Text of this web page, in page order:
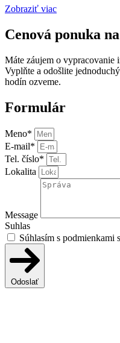
Zobraziť viac
Cenová ponuka
Máte záujem o vypracovanie
Vyplňte a odošlite
hodín ozveme.
Formulár
Meno*
E-mail*
Tel. číslo*
Lokalita
Message
Suhlas
Súhlasím s podmienkami
Odoslať